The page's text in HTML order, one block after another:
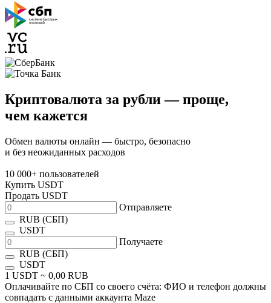
Криптовалюта за рубли — проще,
чем кажется
Обмен валюты онлайн — быстро, безопасно
и без неожиданных расходов
10 000+ пользователей
Купить USDT
Продать USDT
Отправляете
RUB (СБП)
USDT
Получаете
RUB (СБП)
USDT
1 USDT ~ 0,00 RUB
Оплачивайте по СБП со своего счёта: ФИО и телефон должны
совпадать с данными аккаунта Maze